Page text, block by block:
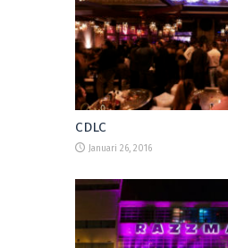
CDLC
Januari 26, 2016